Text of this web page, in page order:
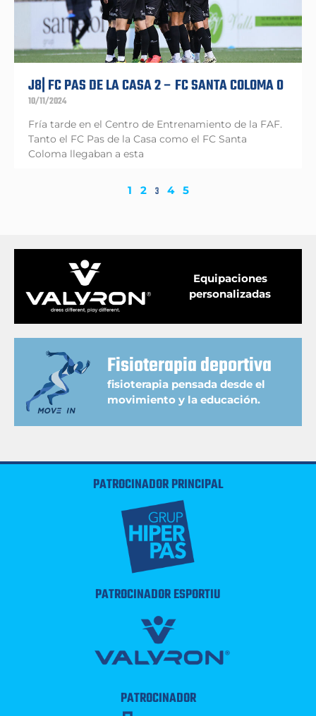
J8| FC PAS DE LA CASA 2 – FC SANTA COLOMA 0
10/11/2024
Fría tarde en el Centro de Entrenamiento de la FAF.
Tanto el FC Pas de la Casa como el FC Santa
Coloma llegaban a esta
1 2 3 4 5
Equipaciones
personalizadas
Fisioterapia deportiva
fisioterapia pensada desde el
movimiento y la educación.
PATROCINADOR PRINCIPAL
PATROCINADOR ESPORTIU
PATROCINADOR